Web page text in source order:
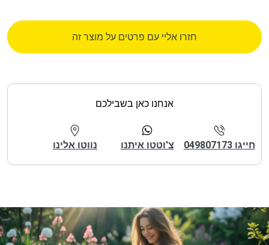
חזרו אליי עם פרטים על מוצר זה
אנחנו כאן בשבילכם
חייגו 049807173 צ'וטטו איתנו נווטו אלינו